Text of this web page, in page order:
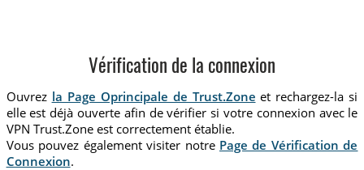
Vérification de la connexion
Ouvrez la Page Oprincipale de Trust.Zone et rechargez-la si
elle est déjà ouverte afin de vérifier si votre connexion avec le
VPN Trust.Zone est correctement établie.
Vous pouvez également visiter notre Page de Vérification de
Connexion.